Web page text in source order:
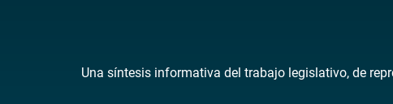
Una síntesis informativa del trabajo legislativo, de